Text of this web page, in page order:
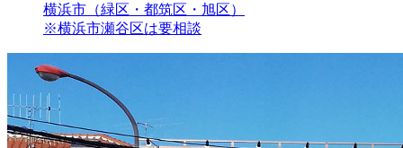
横浜市（緑区・都筑区・旭区）
※横浜市瀬谷区は要相談